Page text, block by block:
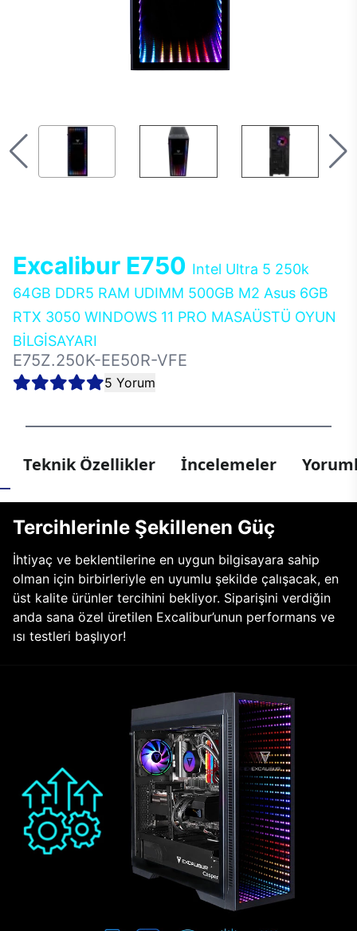
Excalibur E750 Intel Ultra 5 250k
64GB DDR5 RAM UDIMM 500GB M2 Asus 6GB
RTX 3050 WINDOWS 11 PRO MASAÜSTÜ OYUN
BİLGİSAYARI
E75Z.250K-EE50R-VFE
5 Yorum
Teknik Özellikler İncelemeler
Tercihlerinle Şekillenen Güç
İhtiyaç ve beklentilerine en uygun bilgisayara sahip
olman için birbirleriyle en uyumlu şekilde çalışacak, en
üst kalite ürünler tercihini bekliyor. Siparişini verdiğin
anda sana özel üretilen Excalibur’unun performans ve
ısı testleri başlıyor!